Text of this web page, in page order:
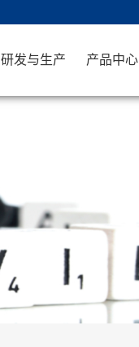
研发与生产 产品中心